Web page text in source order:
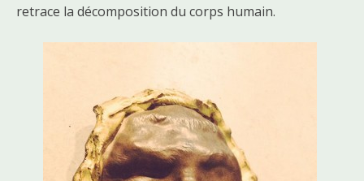
retrace la décomposition du corps humain.